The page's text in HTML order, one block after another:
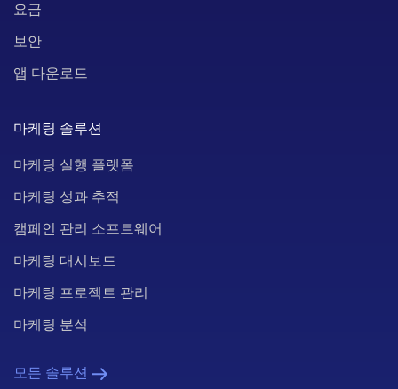
요금
보안
앱 다운로드
마케팅 솔루션
마케팅 실행 플랫폼
마케팅 성과 추적
캠페인 관리 소프트웨어
마케팅 대시보드
마케팅 프로젝트 관리
마케팅 분석
모든 솔루션